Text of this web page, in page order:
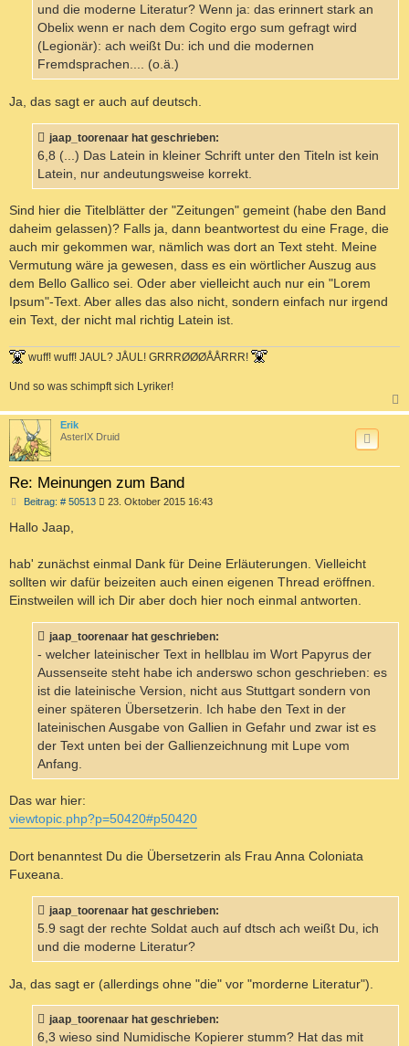
und die moderne Literatur? Wenn ja: das erinnert stark an
Obelix wenn er nach dem Cogito ergo sum gefragt wird
(Legionär): ach weißt Du: ich und die modernen
Fremdsprachen.... (o.ä.)
Ja, das sagt er auch auf deutsch.
jaap_toorenaar hat geschrieben:
6,8 (...) Das Latein in kleiner Schrift unter den Titeln ist kein
Latein, nur andeutungsweise korrekt.
Sind hier die Titelblätter der "Zeitungen" gemeint (habe den Band
daheim gelassen)? Falls ja, dann beantwortest du eine Frage, die
auch mir gekommen war, nämlich was dort an Text steht. Meine
Vermutung wäre ja gewesen, dass es ein wörtlicher Auszug aus
dem Bello Gallico sei. Oder aber vielleicht auch nur ein "Lorem
Ipsum"-Text. Aber alles das also nicht, sondern einfach nur irgend
ein Text, der nicht mal richtig Latein ist.
wuff! wuff! JAUL? JÅUL! GRRRØØØÅÅRRR!
Und so was schimpft sich Lyriker!
a
Erik
AsterIX Druid
Re: Meinungen zum Band
Beitrag: # 50513B
a
g
23. Oktober 2015 16:43
Hallo Jaap,
hab' zunächst einmal Dank für Deine Erläuterungen. Vielleicht
sollten wir dafür beizeiten auch einen eigenen Thread eröffnen.
Einstweilen will ich Dir aber doch hier noch einmal antworten.
jaap_toorenaar hat geschrieben:
- welcher lateinischer Text in hellblau im Wort Papyrus der
Aussenseite steht habe ich anderswo schon geschrieben: es
ist die lateinische Version, nicht aus Stuttgart sondern von
einer späteren Übersetzerin. Ich habe den Text in der
lateinischen Ausgabe von Gallien in Gefahr und zwar ist es
der Text unten bei der Gallienzeichnung mit Lupe vom
Anfang.
Das war hier:
viewtopic.php?p=50420#p50420
Dort benanntest Du die Übersetzerin als Frau Anna Coloniata
Fuxeana.
jaap_toorenaar hat geschrieben:
5.9 sagt der rechte Soldat auch auf dtsch ach weißt Du, ich
und die moderne Literatur?
Ja, das sagt er (allerdings ohne "die" vor "morderne Literatur").
jaap_toorenaar hat geschrieben:
6,3 wieso sind Numidische Kopierer stumm? Hat das mit